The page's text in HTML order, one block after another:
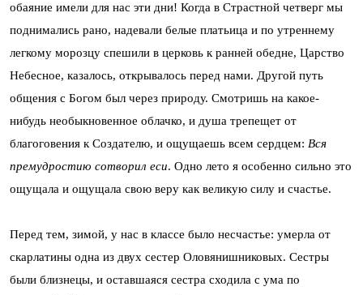
обаяние имели для нас эти дни! Когда в Страстной четверг мы
поднимались рано, надевали белые платьица и по утреннему
легкому морозцу спешили в церковь к ранней обедне, Царство
Небесное, казалось, открывалось перед нами. Другой путь
общения с Богом был через природу. Смотришь на какое-
нибудь необыкновенное облачко, и душа трепещет от
благоговения к Создателю, и ощущаешь всем сердцем: Вся
премудростию сотворил еси. Одно лето я особенно сильно это
ощущала и ощущала свою веру как великую силу и счастье.
Перед тем, зимой, у нас в классе было несчастье: умерла от
скарлатины одна из двух сестер Оловянишниковых. Сестры
были близ­нецы, и оставшаяся сестра сходила с ума по